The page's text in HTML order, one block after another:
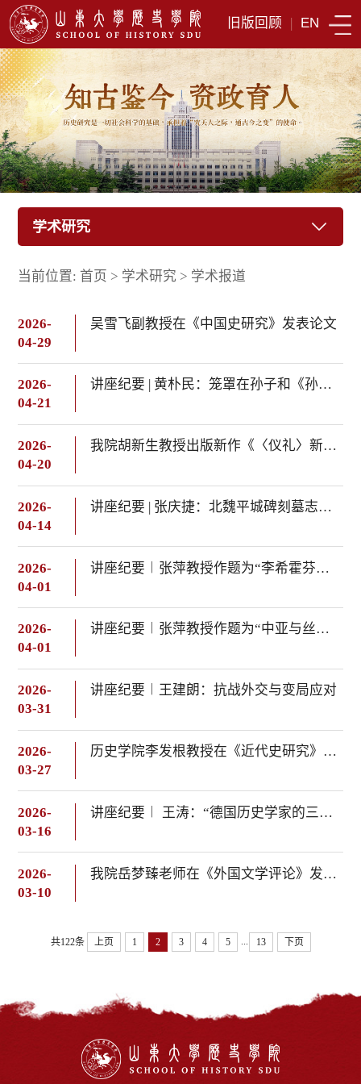
旧版回顾 | EN
学术研究
当前位置: 首页 > 学术研究 > 学术报道
2026-
04-29
吴雪飞副教授在《中国史研究》发表论文
2026-
04-21
讲座纪要 | 黄朴民：笼罩在孙子和《孙子兵法》身上的“N”个谜
2026-
04-20
我院胡新生教授出版新作《〈仪礼〉新探》
2026-
04-14
讲座纪要 | 张庆捷：北魏平城碑刻墓志与造像题记的演变轨迹
2026-
04-01
讲座纪要︱张萍教授作题为“李希霍芬《中国地图集》编绘对德绘早期中国地图的影响”的学术讲座
2026-
04-01
讲座纪要︱张萍教授作题为“中亚与丝绸之路：大唐王朝的经营及其遗产”的学术讲座
2026-
03-31
讲座纪要︱王建朗：抗战外交与变局应对
2026-
03-27
历史学院李发根教授在《近代史研究》发表论文
2026-
03-16
讲座纪要︱ 王涛：“德国历史学家的三堂电影课”
2026-
03-10
我院岳梦臻老师在《外国文学评论》发表文章
共122条 上页 1 2 3 4 5 13 下页